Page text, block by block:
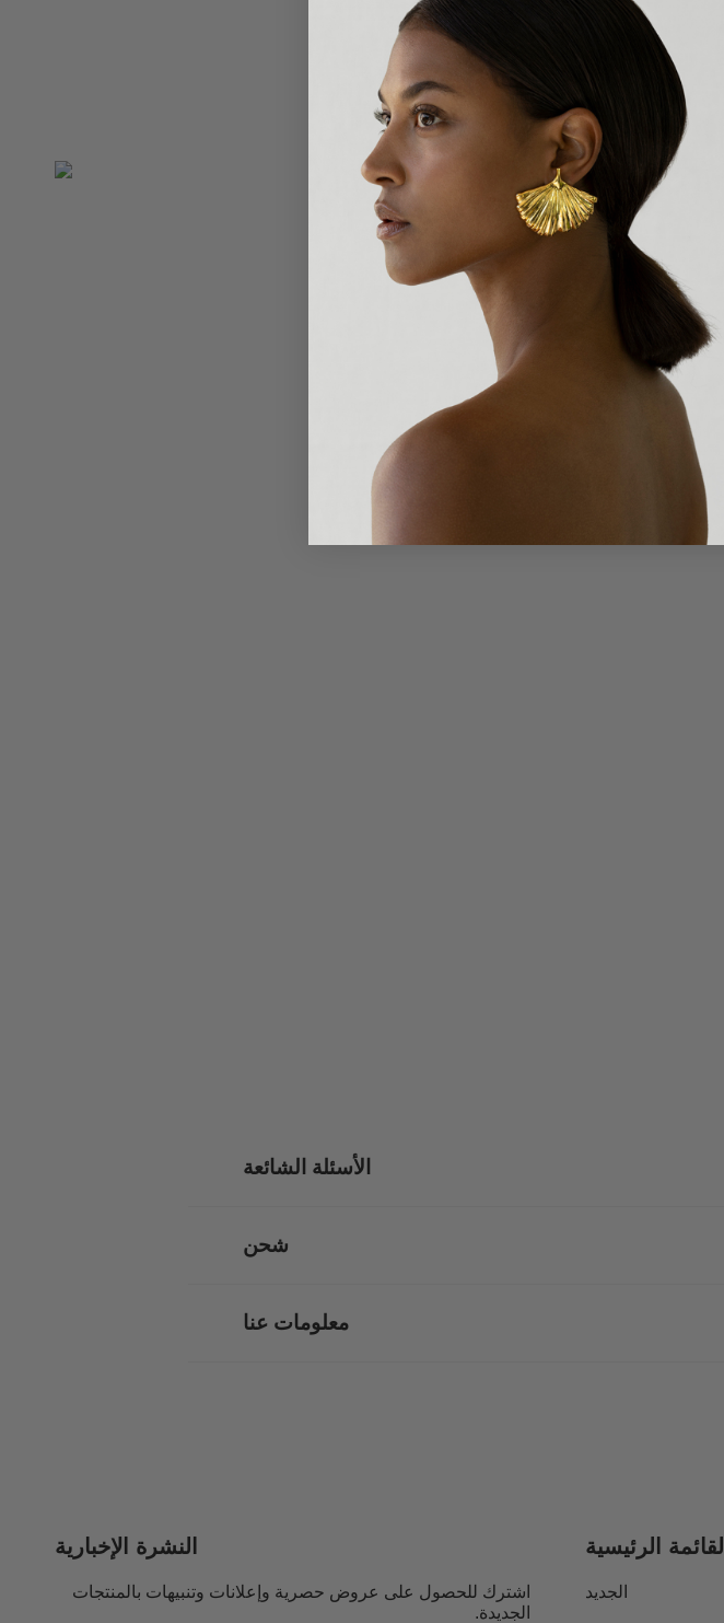
الأسئلة الشائعة
شحن
معلومات عنا
النشرة الإخبارية
اشترك للحصول على عروض حصرية وإعلانات وتنبيهات بالمنتجات
الجديدة.
القائمة الرئيسية
الجديد